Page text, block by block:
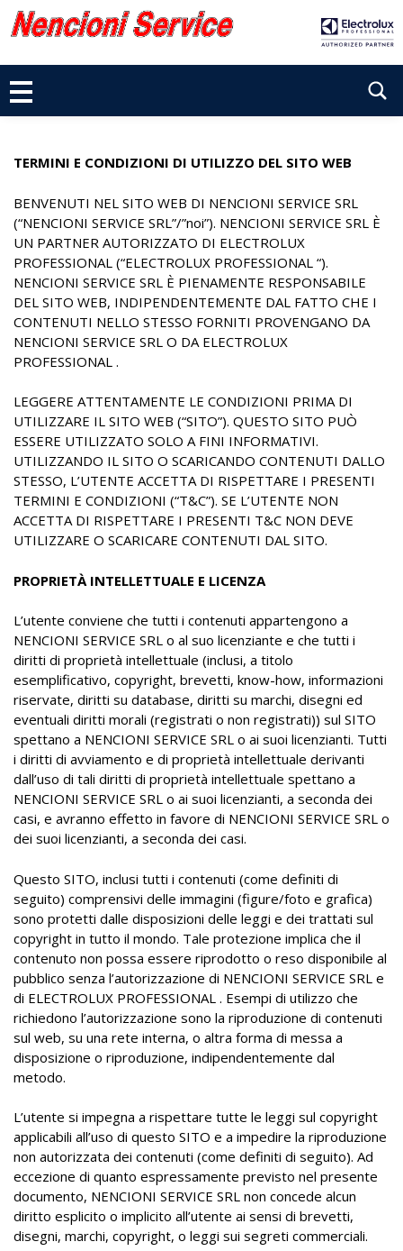
s
h
TERMINI E CONDIZIONI DI UTILIZZO DEL SITO WEB
BENVENUTI NEL SITO WEB DI NENCIONI SERVICE SRL
(“NENCIONI SERVICE SRL”/”noi”). NENCIONI SERVICE SRL È
UN PARTNER AUTORIZZATO DI ELECTROLUX
PROFESSIONAL (“ELECTROLUX PROFESSIONAL “).
NENCIONI SERVICE SRL È PIENAMENTE RESPONSABILE
DEL SITO WEB, INDIPENDENTEMENTE DAL FATTO CHE I
CONTENUTI NELLO STESSO FORNITI PROVENGANO DA
NENCIONI SERVICE SRL O DA ELECTROLUX
PROFESSIONAL .
LEGGERE ATTENTAMENTE LE CONDIZIONI PRIMA DI
UTILIZZARE IL SITO WEB (“SITO”). QUESTO SITO PUÒ
ESSERE UTILIZZATO SOLO A FINI INFORMATIVI.
UTILIZZANDO IL SITO O SCARICANDO CONTENUTI DALLO
STESSO, L’UTENTE ACCETTA DI RISPETTARE I PRESENTI
TERMINI E CONDIZIONI (“T&C”). SE L’UTENTE NON
ACCETTA DI RISPETTARE I PRESENTI T&C NON DEVE
UTILIZZARE O SCARICARE CONTENUTI DAL SITO.
PROPRIETÀ INTELLETTUALE E LICENZA
L’utente conviene che tutti i contenuti appartengono a
NENCIONI SERVICE SRL o al suo licenziante e che tutti i
diritti di proprietà intellettuale (inclusi, a titolo
esemplificativo, copyright, brevetti, know-how, informazioni
riservate, diritti su database, diritti su marchi, disegni ed
eventuali diritti morali (registrati o non registrati)) sul SITO
spettano a NENCIONI SERVICE SRL o ai suoi licenzianti. Tutti
i diritti di avviamento e di proprietà intellettuale derivanti
dall’uso di tali diritti di proprietà intellettuale spettano a
NENCIONI SERVICE SRL o ai suoi licenzianti, a seconda dei
casi, e avranno effetto in favore di NENCIONI SERVICE SRL o
dei suoi licenzianti, a seconda dei casi.
Questo SITO, inclusi tutti i contenuti (come definiti di
seguito) comprensivi delle immagini (figure/foto e grafica)
sono protetti dalle disposizioni delle leggi e dei trattati sul
copyright in tutto il mondo. Tale protezione implica che il
contenuto non possa essere riprodotto o reso disponibile al
pubblico senza l’autorizzazione di NENCIONI SERVICE SRL e
di ELECTROLUX PROFESSIONAL . Esempi di utilizzo che
richiedono l’autorizzazione sono la riproduzione di contenuti
sul web, su una rete interna, o altra forma di messa a
disposizione o riproduzione, indipendentemente dal
metodo.
L’utente si impegna a rispettare tutte le leggi sul copyright
applicabili all’uso di questo SITO e a impedire la riproduzione
non autorizzata dei contenuti (come definiti di seguito). Ad
eccezione di quanto espressamente previsto nel presente
documento, NENCIONI SERVICE SRL non concede alcun
diritto esplicito o implicito all’utente ai sensi di brevetti,
disegni, marchi, copyright, o leggi sui segreti commerciali.